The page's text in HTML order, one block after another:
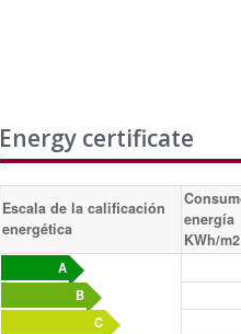
Energy certificate
Escala de la calificación
energética
energía
KWh/
A
B
C